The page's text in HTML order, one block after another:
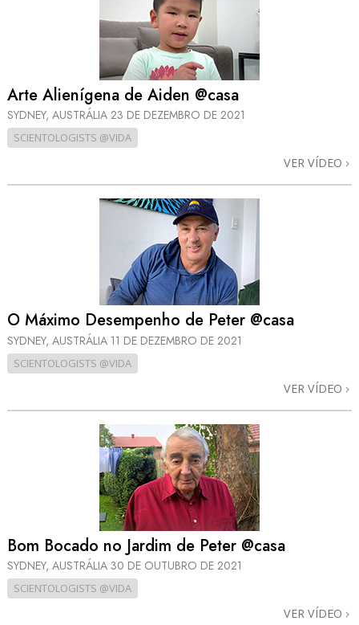
Arte Alienígena de Aiden @casa
SYDNEY, AUSTRÁLIA 23 DE DEZEMBRO DE 2021
SCIENTOLOGISTS @VIDA
VER VÍDEO
O Máximo Desempenho de Peter @casa
SYDNEY, AUSTRÁLIA 11 DE DEZEMBRO DE 2021
SCIENTOLOGISTS @VIDA
VER VÍDEO
Bom Bocado no Jardim de Peter @casa
SYDNEY, AUSTRÁLIA 30 DE OUTUBRO DE 2021
SCIENTOLOGISTS @VIDA
VER VÍDEO